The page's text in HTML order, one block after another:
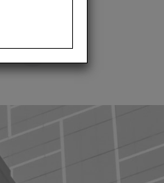
Fotos